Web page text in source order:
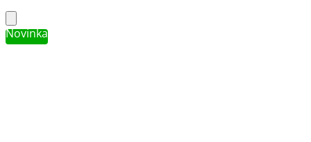
Novinka